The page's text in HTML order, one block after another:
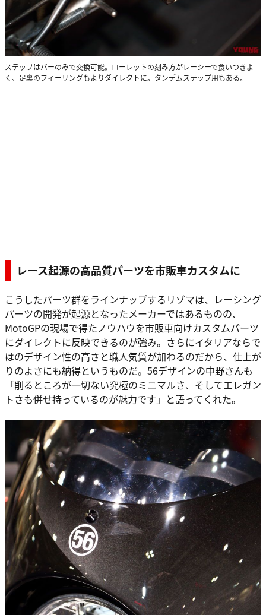
ステップはバーのみで交換可能。ローレットの刻み方がレーシーで食いつきよ
く、足裏のフィーリングもよりダイレクトに。タンデムステップ用もある。
レース起源の高品質パーツを市販車カスタムに
こうしたパーツ群をラインナップするリゾマは、レーシング
パーツの開発が起源となったメーカーではあるものの、
MotoGPの現場で得たノウハウを市販車向けカスタムパーツ
にダイレクトに反映できるのが強み。さらにイタリアならで
はのデザイン性の高さと職人気質が加わるのだから、仕上が
りのよさにも納得というものだ。56デザインの中野さんも
「削るところが一切ない究極のミニマルさ、そしてエレガン
トさも併せ持っているのが魅力です」と語ってくれた。